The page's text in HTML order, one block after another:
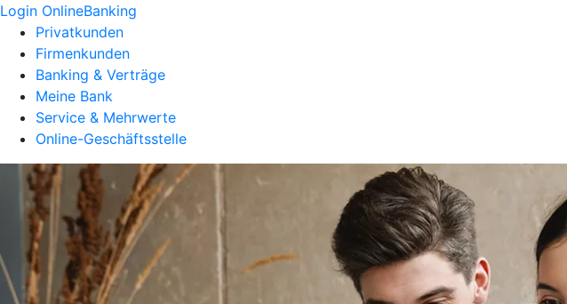
Login OnlineBanking
Privatkunden
Firmenkunden
Banking & Verträge
Meine Bank
Service & Mehrwerte
Online-Geschäftsstelle